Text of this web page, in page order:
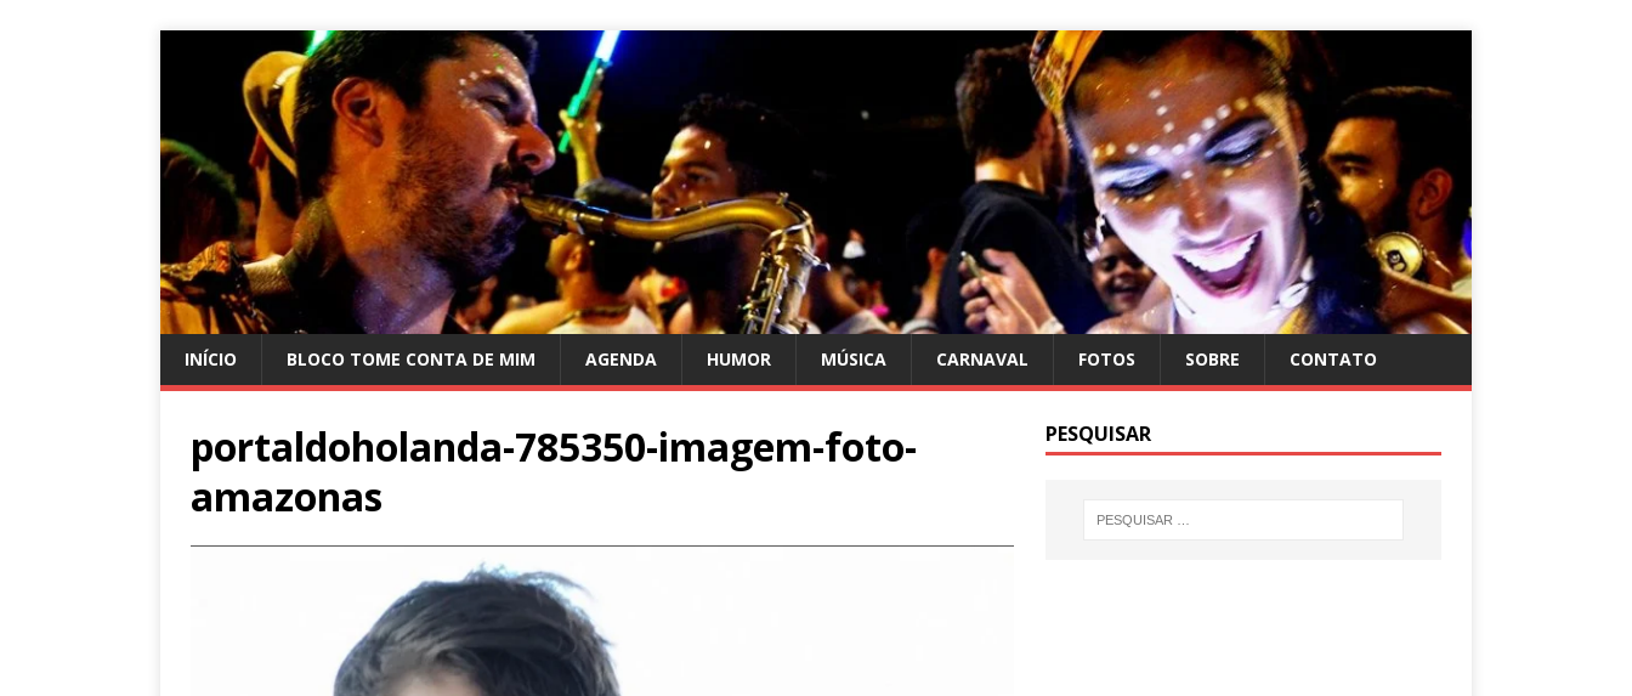
INÍCIO BLOCO TOME CONTA DE MIM AGENDA HUMOR MÚSICA CARNAVAL FOTOS SOBRE CONTATO
portaldoholanda-785350-imagem-foto-
amazonas
PESQUISAR